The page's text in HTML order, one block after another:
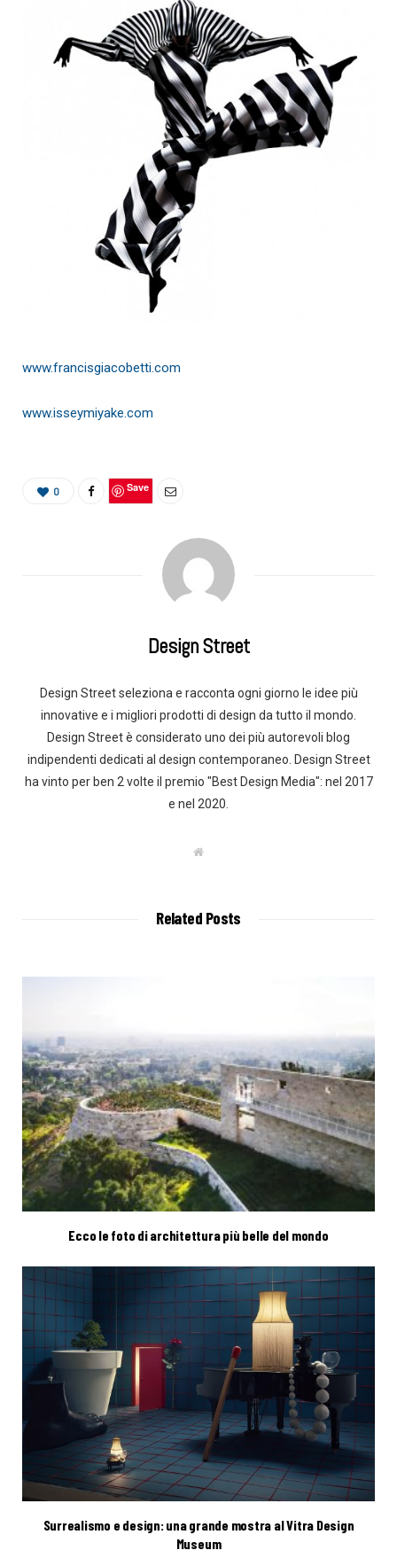
www.francisgiacobetti.com
www.isseymiyake.com
0 Save
Design Street
Design Street seleziona e racconta ogni giorno le idee più
innovative e i migliori prodotti di design da tutto il mondo.
Design Street è considerato uno dei più autorevoli blog
indipendenti dedicati al design contemporaneo. Design Street
ha vinto per ben 2 volte il premio "Best Design Media": nel 2017
e nel 2020.
W
Related Posts
Ecco le foto di architettura più belle del mondo
Surrealismo e design: una grande mostra al Vitra Design
Museum